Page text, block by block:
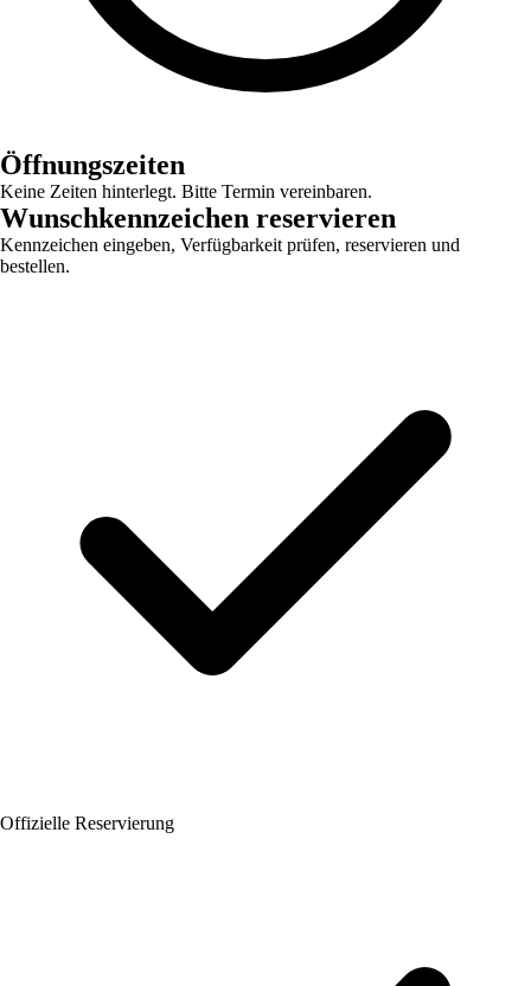
Öffnungszeiten
Keine Zeiten hinterlegt. Bitte Termin vereinbaren.
Wunschkennzeichen reservieren
Kennzeichen eingeben, Verfügbarkeit prüfen, reservieren und
bestellen.
Offizielle Reservierung